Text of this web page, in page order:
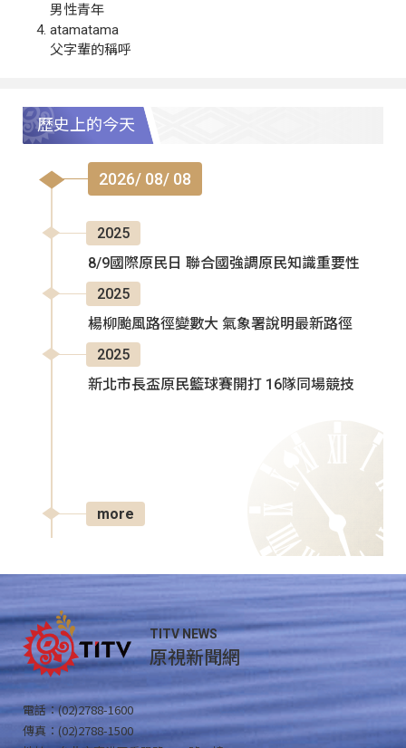
男性青年
atamatama
父字輩的稱呼
歷史上的今天
2026/ 08/ 08
2025
8/9國際原民日 聯合國強調原民知識重要性
2025
楊柳颱風路徑變數大 氣象署說明最新路徑
2025
新北市長盃原民籃球賽開打 16隊同場競技
more
TITV NEWS
原視新聞網
電話：(02)2788-1600
傳真：(02)2788-1500